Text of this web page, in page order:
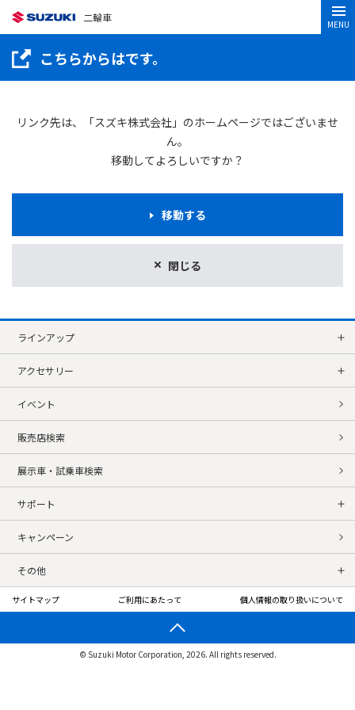
二輪車
MENU
こちらからはです。
リンク先は、「スズキ株式会社」のホームページではございませ
ん。
移動してよろしいですか？
閉じる
移動する
ラインアップ
アクセサリー
イベント
販売店検索
展示車・試乗車検索
サポート
キャンペーン
その他
サイトマップ ご利用にあたって 個人情報の取り扱いについて
© Suzuki Motor Corporation, 2026. All rights reserved.